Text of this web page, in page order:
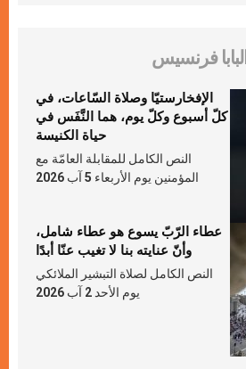
البابا فرنسيس
الإفخارستيّا وصلاة السّاعات، في
كلّ أسبوع وكلّ يوم، هما النَّفَس في
حياة الكنيسة
النص الكامل للمقابلة العامّة مع
المؤمنين يوم الأربعاء 5 آب 2026
عطاء الرّبّ يسوع هو عطاء شامل،
وأنّ عنايته بنا لا تغيب عنّا أبدًا
النص الكامل لصلاة التبشير الملائكي
يوم الأحد 2 آب 2026